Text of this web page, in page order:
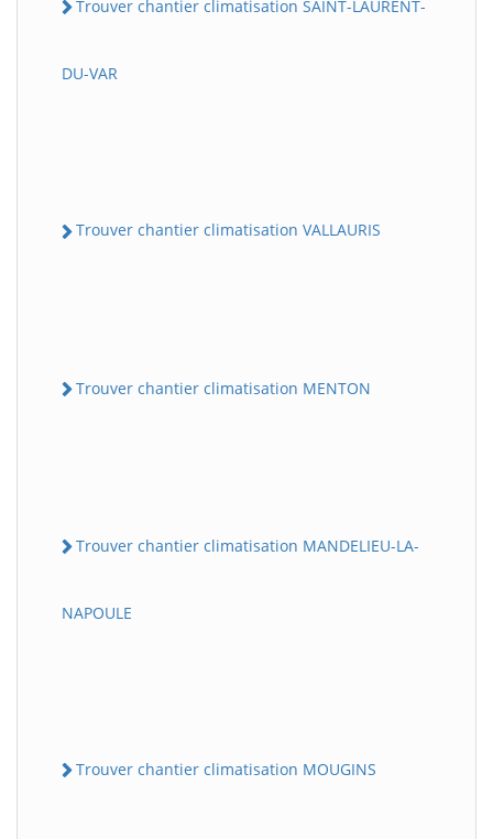
Trouver chantier climatisation SAINT-LAURENT-
DU-VAR
Trouver chantier climatisation VALLAURIS
Trouver chantier climatisation MENTON
Trouver chantier climatisation MANDELIEU-LA-
NAPOULE
Trouver chantier climatisation MOUGINS